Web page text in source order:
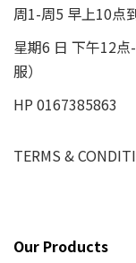
周1-周5 早上10点
星期6 日 下午12
服）
HP 0167385863
TERMS &
Our Products